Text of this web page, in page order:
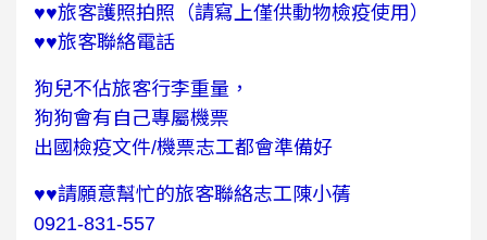
♥️♥️旅客護照拍照（請寫上僅供動物檢疫使用）
♥️♥️旅客聯絡電話
狗兒不佔旅客行李重量，
狗狗會有自己專屬機票
出國檢疫文件/機票志工都會準備好
♥️♥️請願意幫忙的旅客聯絡志工陳小蒨
0921-831-557